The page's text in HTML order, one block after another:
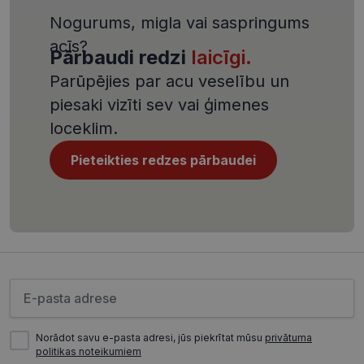
Nogurums, migla vai saspringums
acīs?
Pārbaudi redzi laicīgi.
Parūpējies par acu veselību un
piesaki vizīti sev vai ģimenes
loceklim.
Pieteikties redzes pārbaudei
Norādot savu e-pasta adresi, jūs piekrītat mūsu privātuma
politikas noteikumiem
CookieScriptConsent
CookieScript
visionexpress.lv
11 mēneši
3 nedēļas
Nosaukums
ttcsid
.visionexpress.lv
2 mēneši